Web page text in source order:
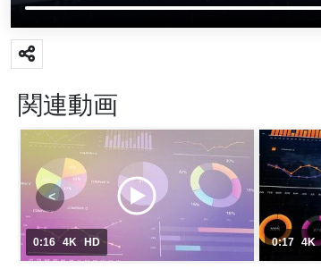
関連動画
0:16 4K HD 0:17 4K